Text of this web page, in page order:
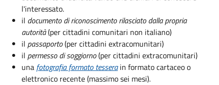
l'interessato.
il documento di riconoscimento rilasciato dalla propria
autorità(per cittadini comunitari non italiano)
il passaporto(per cittadini extracomunitari)
il permesso di soggiorno(per cittadini extracomunitari)
una fotografia formato tessera in formato cartaceo o
elettronico recente (massimo sei mesi).